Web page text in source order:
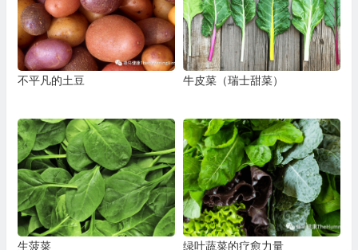
不平凡的土豆 牛皮菜（瑞士甜菜）
生菠菜 绿叶蔬菜的疗愈力量